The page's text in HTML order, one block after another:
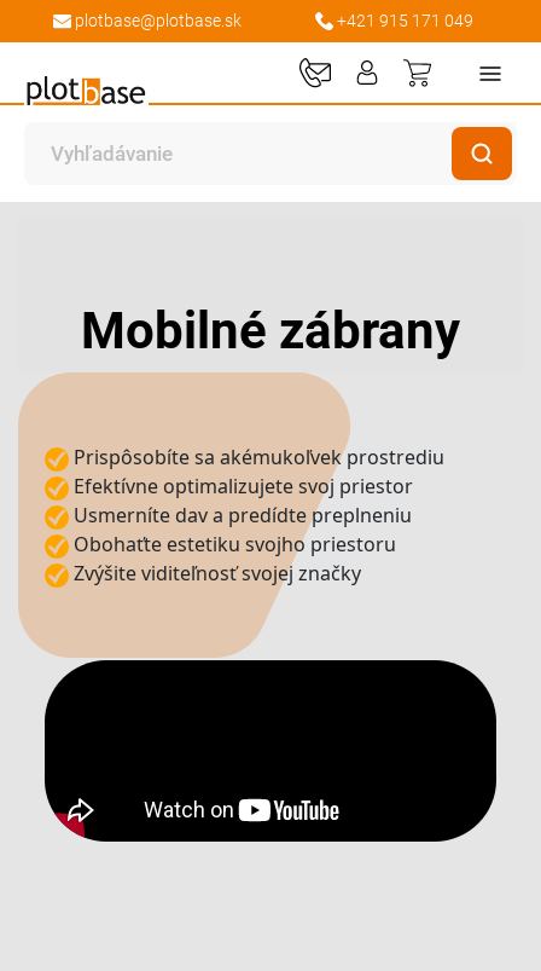
plotbase@plotbase.sk +421 915 171 049
Môj košík
Mobilné zábrany
Prispôsobíte sa akémukoľvek prostrediu
Efektívne optimalizujete svoj priestor
Usmerníte dav a predídte preplneniu
Obohaťte estetiku svojho priestoru
Zvýšite viditeľnosť svojej značky